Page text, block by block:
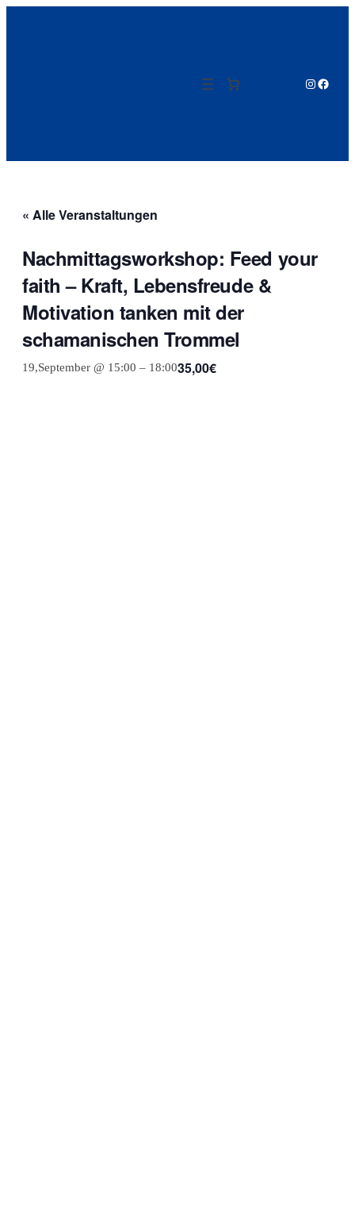
Instagram
« Alle Veranstaltungen
Nachmittagsworkshop: Feed your
faith – Kraft, Lebensfreude &
Motivation tanken mit der
schamanischen Trommel
19,September @ 15:00 – 18:0035,00€